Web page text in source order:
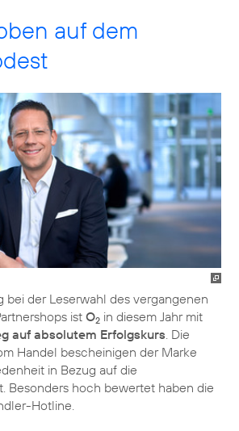
auf dem
bei der Leserwahl des vergangenen
ist O2 in diesem Jahr mit
auf absolutem Erfolgskurs . Die
Handel bescheinigen der Marke
in Bezug auf die
Besonders hoch bewertet haben die
Hotline.